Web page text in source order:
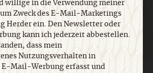
willige in die Verwendung meiner
Zweck des E-Mail-Marketings
Herder ein. Den Newsletter oder
kann ich jederzeit abbestellen.
dass mein
Nutzungsverhalten in
E-Mail-Werbung erfasst und